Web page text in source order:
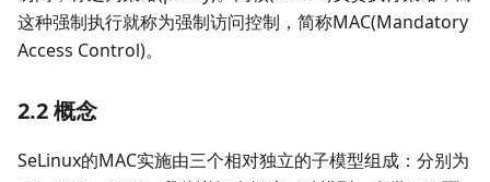
这种强制执行就称为强制访问控制，简称MAC(Mandatory
Access Control)。
2.2 概念
SeLinux的MAC实施由三个相对独立的子模型组成：分别为